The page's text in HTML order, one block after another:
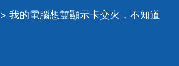
> 我的電腦想雙顯示卡交火，不知道